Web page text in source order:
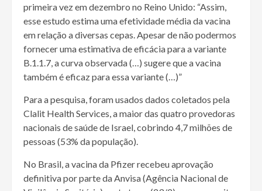
primeira vez em dezembro no Reino Unido: “Assim,
esse estudo estima uma efetividade média da vacina
em relação a diversas cepas. Apesar de não podermos
fornecer uma estimativa de eficácia para a variante
B.1.1.7, a curva observada (…) sugere que a vacina
também é eficaz para essa variante (…)”
Para a pesquisa, foram usados dados coletados pela
Clalit Health Services, a maior das quatro provedoras
nacionais de saúde de Israel, cobrindo 4,7 milhões de
pessoas (53% da população).
No Brasil, a vacina da Pfizer recebeu aprovação
definitiva por parte da Anvisa (Agência Nacional de